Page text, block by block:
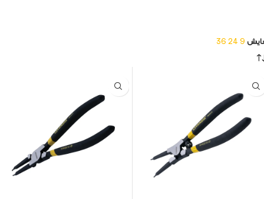
9
24
36